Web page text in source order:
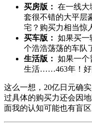
买房版： 在一线
套很不错的大平层
宅？购买力相当惊
买车版： 如果买一
个浩浩荡荡的车队
生活版： 如果一个
生活……463年！好
这么一想，20亿日元确
过具体的购买力还会因
面我的认知可能也有盲区